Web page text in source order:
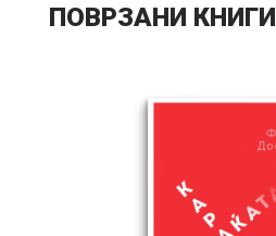
ПОВРЗАНИ КНИГИ